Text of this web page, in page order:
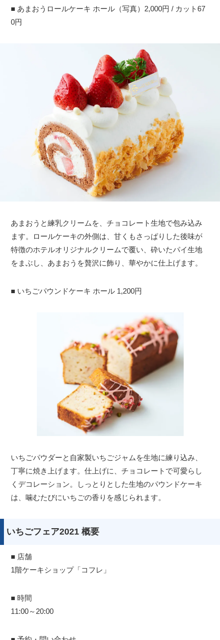
■ あまおうロールケーキ ホール（写真）2,000円 / カット67
0円
あまおうと練乳クリームを、チョコレート生地で包み込み
ます。ロールケーキの外側は、甘くもさっぱりした後味が
特徴のホテルオリジナルクリームで覆い、砕いたパイ生地
をまぶし、あまおうを贅沢に飾り、華やかに仕上げます。
■ いちごパウンドケーキ ホール 1,200円
いちごパウダーと自家製いちごジャムを生地に練り込み、
丁寧に焼き上げます。仕上げに、チョコレートで可愛らし
くデコレーション。しっとりとした生地のパウンドケーキ
は、噛むたびにいちごの香りを感じられます。
いちごフェア2021 概要
■ 店舗
1階ケーキショップ「コフレ」
■ 時間
11:00～20:00